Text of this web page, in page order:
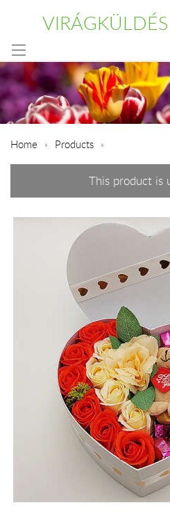
Home Products
This product is